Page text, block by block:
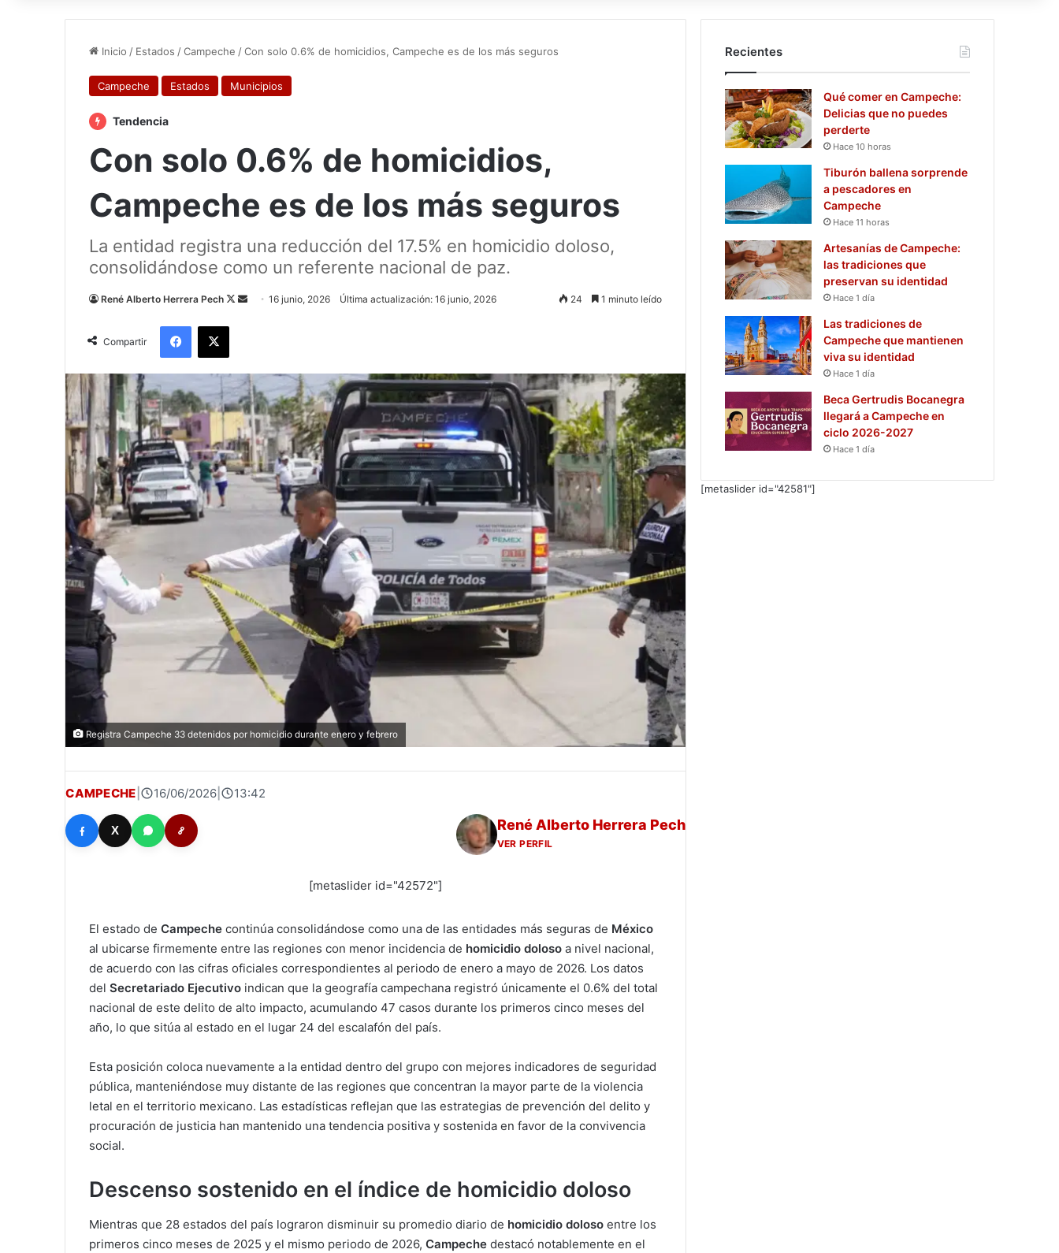
Inicio / Estados / Campeche / Con solo 0.6% de homicidios, Campeche es de los más seguros
Campeche Estados Municipios
Tendencia
Con solo 0.6% de homicidios,
Campeche es de los más seguros
La entidad registra una reducción del 17.5% en homicidio doloso,
consolidándose como un referente nacional de paz.
René Alberto Herrera Pech
Follow
Send16 junio, 2026 Última actualización: 16 junio, 2026 24 1 minuto leído
Compartir
Facebook
X
Registra Campeche 33 detenidos por homicidio durante enero y febrero
CAMPECHE 16/06/2026| 13:42
X René Alberto Herrera Pech
VER PERFIL
[metaslider id="42572"]
El estado deCampechecontinúa consolidándose como una de las entidades más seguras de México
al ubicarse firmemente entre las regiones con menor incidencia de homicidio doloso a nivel nacional,
de acuerdo con las cifras oficiales correspondientes al periodo de enero a mayo de 2026. Los datos
delSecretariado Ejecutivo indican que la geografía campechana registró únicamente el 0.6% del total
nacional de este delito de alto impacto, acumulando 47 casos durante los primeros cinco meses del
año, lo que sitúa al estado en el lugar 24 del escalafón del país.
Esta posición coloca nuevamente a la entidad dentro del grupo con mejores indicadores de seguridad
pública, manteniéndose muy distante de las regiones que concentran la mayor parte de la violencia
letal en el territorio mexicano. Las estadísticas reflejan que las estrategias de prevención del delito y
procuración de justicia han mantenido una tendencia positiva y sostenida en favor de la convivencia
social.
Descenso sostenido en el índice de homicidio doloso
Mientras que 28 estados del país lograron disminuir su promedio diario de homicidio doloso entre los
primeros cinco meses de 2025 y el mismo periodo de 2026,Campechedestacó notablemente en el
Recientes
Qué comer en Campeche:
Delicias que no puedes
perderte
Hace 10 horas
Tiburón ballena sorprende
a pescadores en
Campeche
Hace 11 horas
Artesanías de Campeche:
las tradiciones que
preservan su identidad
Hace 1 día
Las tradiciones de
Campeche que mantienen
viva su identidad
Hace 1 día
Beca Gertrudis Bocanegra
llegará a Campeche en
ciclo 2026-2027
Hace 1 día
[metaslider id="42581"]